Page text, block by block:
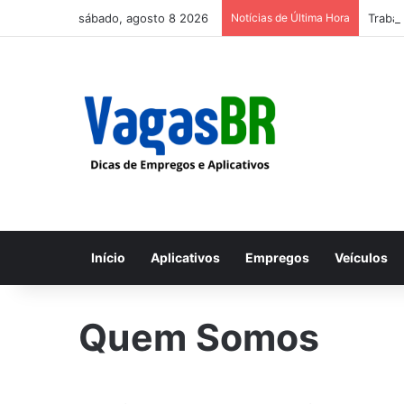
sábado, agosto 8 2026 Notícias de Última Hora
Início Aplicativos Empregos Veículos
Quem Somos